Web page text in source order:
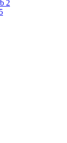
2